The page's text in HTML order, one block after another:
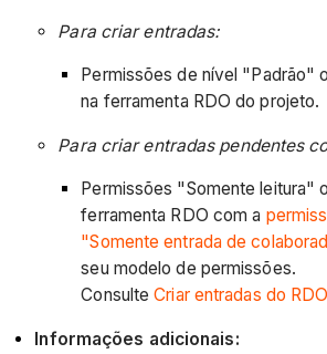
Para criar entradas:
Permissões de nível "Padrão"
na ferramenta RDO do projeto.
Para criar entradas pendentes
Permissões "Somente leitura"
ferramenta RDO com a
"Somente entrada de
seu modelo de permissões.
ConsulteCriar entradas do
Informações adicionais: